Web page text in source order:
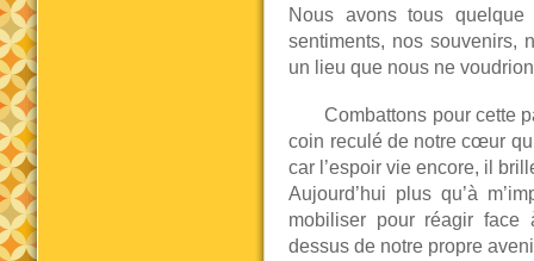
Nous avons tous
sentiments, nos souvenirs,
un lieu que nous ne
Combattons pour cette
coin reculé de notre cœur
car l’espoir vie encore, il
Aujourd’hui plus qu’à
mobiliser pour réagir
dessus de notre propre